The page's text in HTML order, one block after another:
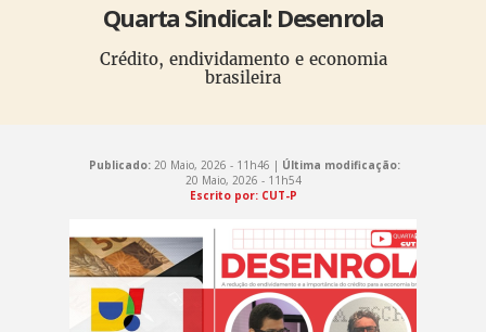
Quarta Sindical: Desenrola
Crédito, endividamento e economia
brasileira
Publicado: 20 Maio, 2026 - 11h46 | Última modificação:
20 Maio, 2026 - 11h54
Escrito por: CUT-P